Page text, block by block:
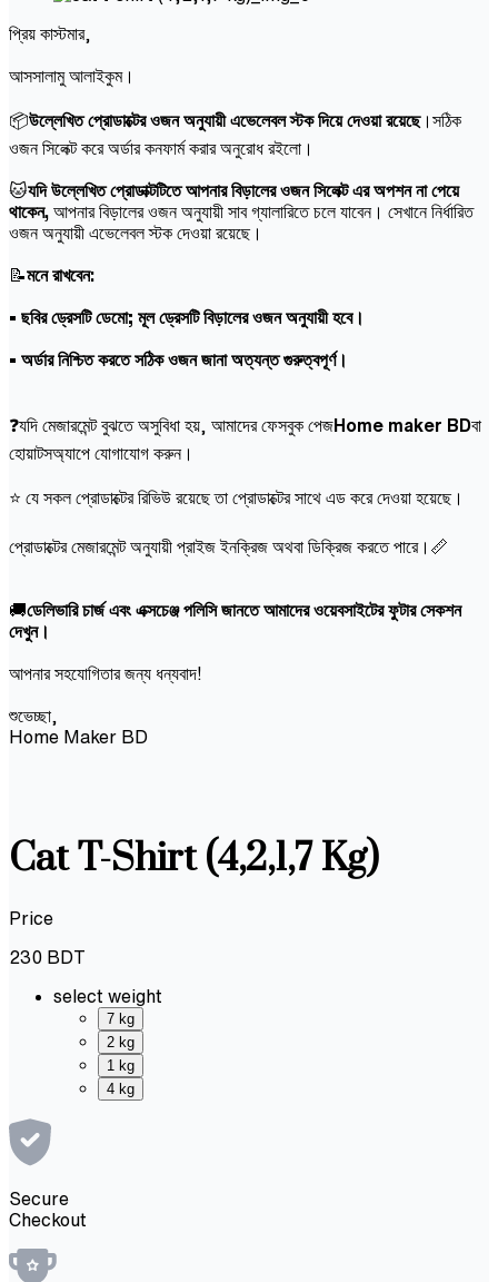
প্রিয় কাস্টমার,
আসসালামু আলাইকুম।
📦উল্লেখিত প্রোডাক্টের ওজন অনুযায়ী এভেলেবল স্টক দিয়ে দেওয়া রয়েছে।সঠিক
ওজন সিলেক্ট করে অর্ডার কনফার্ম করার অনুরোধ রইলো।
🐱যদি উল্লেখিত প্রোডাক্টটিতে আপনার বিড়ালের ওজন সিলেক্ট এর অপশন না পেয়ে
থাকেন, আপনার বিড়ালের ওজন অনুযায়ী সাব গ্যালারিতে চলে যাবেন। সেখানে নির্ধারিত
ওজন অনুযায়ী এভেলেবল স্টক দেওয়া রয়েছে।
📝মনে রাখবেন:
• ছবির ড্রেসটি ডেমো; মূল ড্রেসটি বিড়ালের ওজন অনুযায়ী হবে।
• অর্ডার নিশ্চিত করতে সঠিক ওজন জানা অত্যন্ত গুরুত্বপূর্ণ।
❓যদি মেজারমেন্ট বুঝতে অসুবিধা হয়, আমাদের ফেসবুক পেজHome maker BDবা
হোয়াটসঅ্যাপে যোগাযোগ করুন।
⭐ যে সকল প্রোডাক্টের রিভিউ রয়েছে তা প্রোডাক্টের সাথে এড করে দেওয়া হয়েছে।
প্রোডাক্টের মেজারমেন্ট অনুযায়ী প্রাইজ ইনক্রিজ অথবা ডিক্রিজ করতে পারে।📏
🚚ডেলিভারি চার্জ এবং এক্সচেঞ্জ পলিসি জানতে আমাদের ওয়েবসাইটের ফুটার সেকশন
দেখুন।
আপনার সহযোগিতার জন্য ধন্যবাদ!
শুভেচ্ছা,
Home Maker BD
Cat T-Shirt (4,2,1,7 Kg)
Price
230 BDT
select weight
7 kg
2 kg
1 kg
4 kg
Secure
Checkout